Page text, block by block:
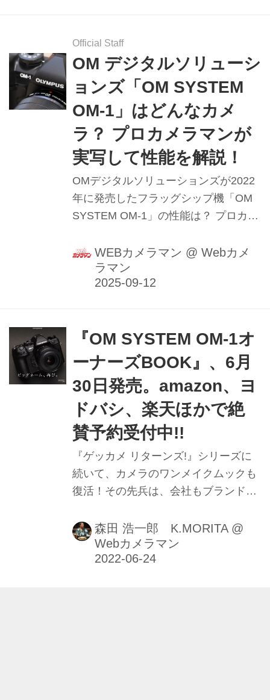
Official Staff
OM デジタルソリューシ
ョンズ「OM SYSTEM
OM-1」はどんなカメ
ラ？ プロカメラマンが
実写して性能を解説！
OMデジタルソリューションズが2022
年に発売したフラッグシップ機「OM
SYSTEM OM-1」の性能は？ プロカメ
年2月公開、2025年9月リライト公開）
WEBカメラマン @ Webカメ
ラマン
『OM SYSTEM OM-1オ
ーナーズBOOK』、6月
30日発売。amazon、ヨ
ドバシ、楽天ほかで絶
賛予約受付中!!
『ゲッカメ リターンズ!』シリーズに
続いて、カメラのワンメイクムックも
復活！その先兵は、会社もブランドも
フィーチャー。「OLYMPUS」の銘は
そのままに、新たに「OM SYSTEM」
のブランド名を冠しての新生OM-1。
森田 浩一郎 K.MORITA @
Webカメラマン